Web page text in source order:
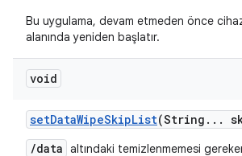
Bu uygulama, devam etmeden önce
alanında yeniden başlatır.
void
setDataWipeSkipList(String . . .
/data altındaki temizlenmemesi